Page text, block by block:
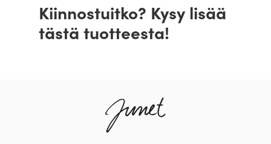
Kiinnostuitko? Kysy lisää
tästä tuotteesta!